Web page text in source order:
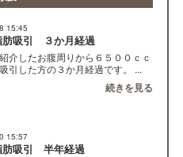
15:45
肪吸引 ３か月経過
介したお腹周りから６５００ｃｃ
引した方の３か月経過です。 ...
続きを見る
15:57
肪吸引 半年経過